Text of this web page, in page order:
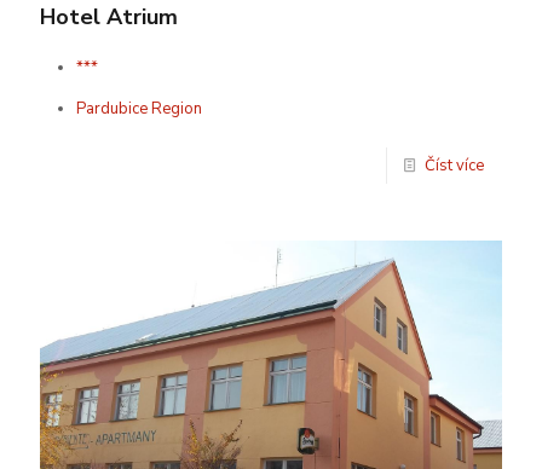
Hotel Atrium
***
Pardubice Region
Číst více